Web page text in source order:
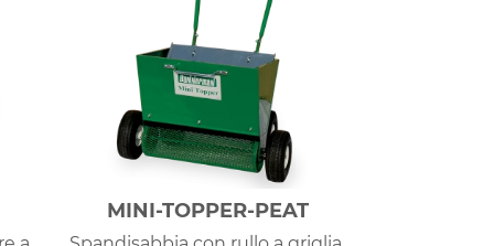
MINI-TOPPER-PEAT